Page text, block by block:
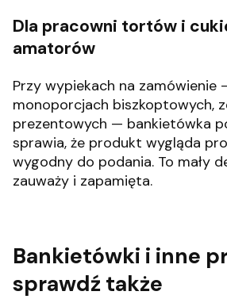
Dla pracowni tortów i
amatorów
Przy wypiekach na
monoporcjach biszkoptowych,
prezentowych — bankietówka
sprawia, że produkt wygląda
wygodny do podania. To mały
zauważy i zapamięta.
Bankietówki i inne
sprawdź także